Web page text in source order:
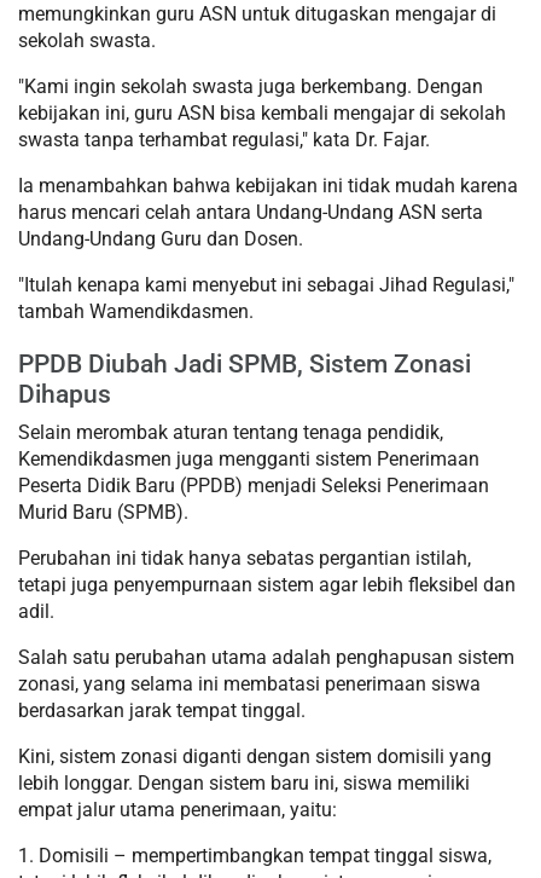
memungkinkan guru ASN untuk ditugaskan mengajar di
sekolah swasta.
"Kami ingin sekolah swasta juga berkembang. Dengan
kebijakan ini, guru ASN bisa kembali mengajar di sekolah
swasta tanpa terhambat regulasi," kata Dr. Fajar.
Ia menambahkan bahwa kebijakan ini tidak mudah karena
harus mencari celah antara Undang-Undang ASN serta
Undang-Undang Guru dan Dosen.
"Itulah kenapa kami menyebut ini sebagai Jihad Regulasi,"
tambah Wamendikdasmen.
PPDB Diubah Jadi SPMB, Sistem Zonasi
Dihapus
Selain merombak aturan tentang tenaga pendidik,
Kemendikdasmen juga mengganti sistem Penerimaan
Peserta Didik Baru (PPDB) menjadi Seleksi Penerimaan
Murid Baru (SPMB).
Perubahan ini tidak hanya sebatas pergantian istilah,
tetapi juga penyempurnaan sistem agar lebih fleksibel dan
adil.
Salah satu perubahan utama adalah penghapusan sistem
zonasi, yang selama ini membatasi penerimaan siswa
berdasarkan jarak tempat tinggal.
Kini, sistem zonasi diganti dengan sistem domisili yang
lebih longgar. Dengan sistem baru ini, siswa memiliki
empat jalur utama penerimaan, yaitu:
1. Domisili – mempertimbangkan tempat tinggal siswa,